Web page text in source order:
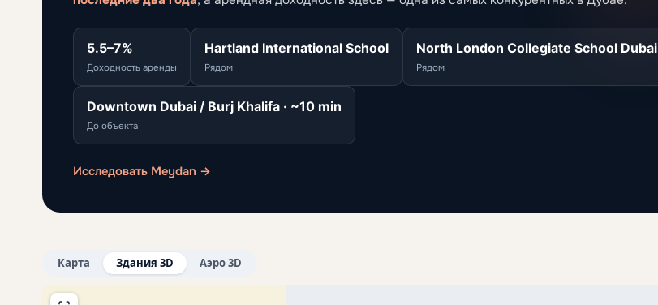
5.5–7%
Доходность аренды
Hartland International School
Рядом
North London Collegiate School Dubai
Рядом
Downtown Dubai / Burj Khalifa · ~10 min
До объекта
Исследовать Meydan →
Карта Здания 3D Аэро 3D